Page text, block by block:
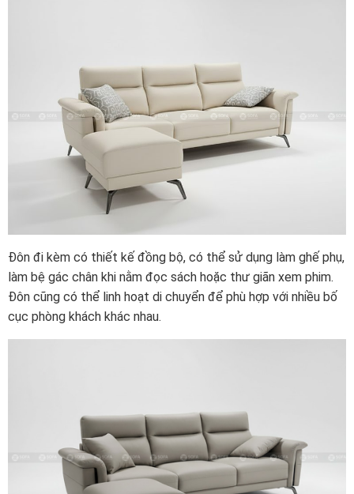
Đôn đi kèm có thiết kế đồng bộ, có thể sử dụng làm ghế phụ,
làm bệ gác chân khi nằm đọc sách hoặc thư giãn xem phim.
Đôn cũng có thể linh hoạt di chuyển để phù hợp với nhiều bố
cục phòng khách khác nhau.